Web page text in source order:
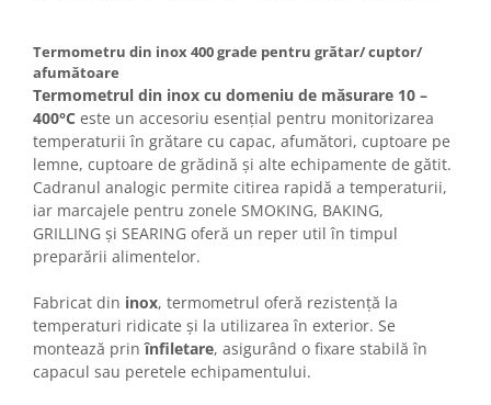
Termometru din inox 400 grade pentru grătar/ cuptor/
afumătoare
Termometrul din inox cu domeniu de măsurare 10 –
400°C este un accesoriu esențial pentru monitorizarea
temperaturii în grătare cu capac, afumători, cuptoare pe
lemne, cuptoare de grădină și alte echipamente de gătit.
Cadranul analogic permite citirea rapidă a temperaturii,
iar marcajele pentru zonele SMOKING, BAKING,
GRILLING și SEARING oferă un reper util în timpul
preparării alimentelor.
Fabricat din inox, termometrul oferă rezistență la
temperaturi ridicate și la utilizarea în exterior. Se
montează prinînfiletare, asigurând o fixare stabilă în
capacul sau peretele echipamentului.